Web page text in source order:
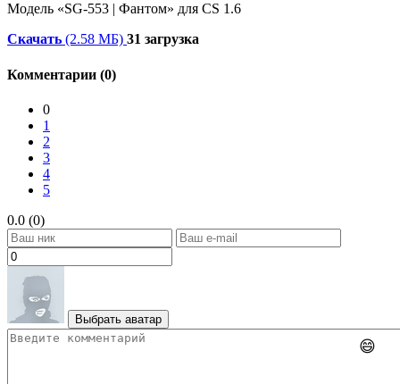
Модель «SG-553 | Фантом» для CS 1.6
Скачать (2.58 МБ) 31 загрузка
Комментарии (0)
0
1
2
3
4
5
0.0 (0)
Выбрать аватар
😄